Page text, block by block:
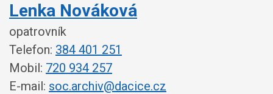
Lenka Nováková
opatrovník
Telefon: 384 401 251
Mobil: 720 934 257
E-mail: soc.archiv@dacice.cz